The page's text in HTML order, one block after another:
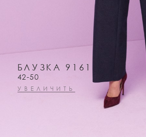
БЛУЗКА 9161
42-50
УВЕЛИЧИТЬ